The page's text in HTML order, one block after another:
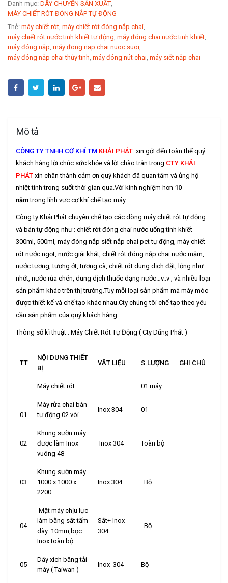
Danh mục: DÂY CHUYỀN SẢN XUẤT
MÁY CHIẾT RÓT ĐÓNG NẮP TỰ ĐỘNG
Thẻ: máy chiết rót, máy chiết rót đóng nắp chai,
máy chiết rót nước tinh khiết tự động, máy đóng chai nước tinh khiết,
máy đóng nắp, máy đong nap chai nuoc suoi,
máy đóng nắp chai thủy tinh, máy đóng nút chai, máy siết nắp chai
Mô tả
CÔNG TY TNHH CƠ KHÍ TM KHẢI PHÁT xin gởi đến toàn thể quý
khách hàng lời chúc sức khỏe và lời chào trân trọng. CTY KHẢI
PHÁT xin chân thành cảm ơn quý khách đã quan tâm và ủng hộ
nhiệt tình trong suốt thời gian qua.Với kinh nghiệm hơn 10
nămtrong lĩnh vực cơ khí chế tạo máy.
Công ty Khải Phát chuyên chế tạo các dòng máy chiết rót tự động
và bán tự động như : chiết rót đóng chai nước uống tinh khiết
300ml, 500ml, máy đóng nắp siết nắp chai pet tự động, máy chiết
rót nước ngọt, nước giải khát, chiết rót đóng nắp chai nước mắm,
nước tương, tương ớt, tương cà, chiết rót dung dịch đặt, lỏng như
nhớt, nước rủa chén, dung dịch thuốc dạng nước…v..v , và nhiều loại
sản phẩm khác trên thị trường.Tùy mỗi loại sản phẩm mà máy móc
được thiết kế và chế tạo khác nhau.Cty chúng tôi chế tạo theo yêu
cầu sản phẩm của quý khách hàng.
Thông số kĩ thuật : Máy Chiết Rót Tự Động ( Cty Dũng Phát )
TT
NỘI DUNG THIẾT
BỊ
VẬT LIỆU S. LƯỢNG GHI CHÚ
Máy chiết rót 01 máy
01
Máy rửa chai bán
tự động 02 vòi
Inox 304 01
02
Khung sườn máy
được làm Inox
vuông 48
Inox 304 Toàn bộ
03
Khung sườn máy
1000 x 1000 x
2200
Inox 304 Bộ
04
Mặt máy chịu lực
làm bằng sắt tấm
dày 10mm,bọc
Inox toàn bộ
Sắt+ Inox
304
Bộ
05
Dây xích băng tải
máy ( Taiwan )
Inox 304 Bộ